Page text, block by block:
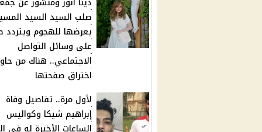
صلب السيد السيد
يعرضها للهجوم ويتردد
على وسائل التواصل
الاجتماعي.. هناك من
اختراق صفحتها
لأول مرة.. تفاصيل وفاة
إبراهيم شيكا وكواليس
الساعات الأخيرة له في